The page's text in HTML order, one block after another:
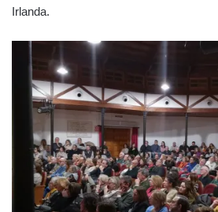
Irlanda.